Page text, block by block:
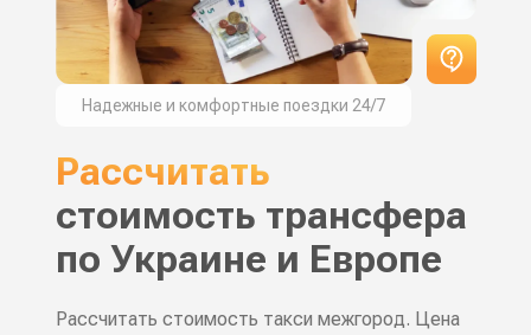
Надежные и комфортные поездки 24/7
Рассчитать
стоимость трансфера
по Украине и Европе
Рассчитать стоимость такси межгород. Цена